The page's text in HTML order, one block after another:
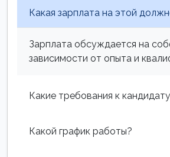
Какая зарплата на этой
Зарплата обсуждается на
зависимости от опыта и
Какие требования к
Какой график работы?